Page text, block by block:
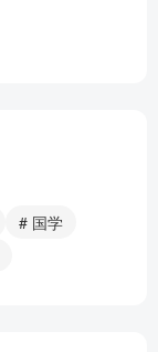
# 国学